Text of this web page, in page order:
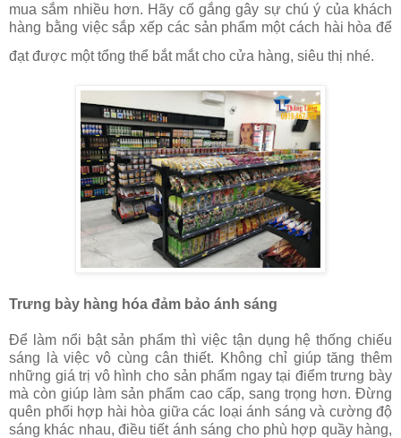
mua sắm nhiều hơn. Hãy cố gắng gây sự chú ý của khách
hàng bằng việc sắp xếp các sản phẩm một cách hài hòa để
đạt được một tổng thể bắt mắt cho cửa hàng, siêu thị nhé.
Trưng bày hàng hóa đảm bảo ánh sáng
Để làm nổi bật sản phẩm thì việc tận dụng hệ thống chiếu
sáng là việc vô cùng cân thiết. Không chỉ giúp tăng thêm
những giá trị vô hình cho sản phẩm ngay tại điểm trưng bày
mà còn giúp làm sản phẩm cao cấp, sang trọng hơn. Đừng
quên phối hợp hài hòa giữa các loại ánh sáng và cường độ
sáng khác nhau, điều tiết ánh sáng cho phù hợp quầy hàng,